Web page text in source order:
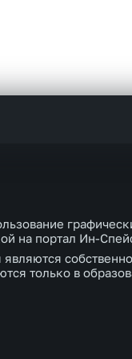
на портал Ин-
только в